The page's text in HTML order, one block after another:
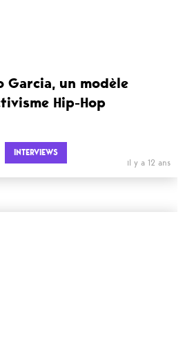
Garcia, un modèle
Hip-Hop
INTERVIEWS
il y a 12 ans